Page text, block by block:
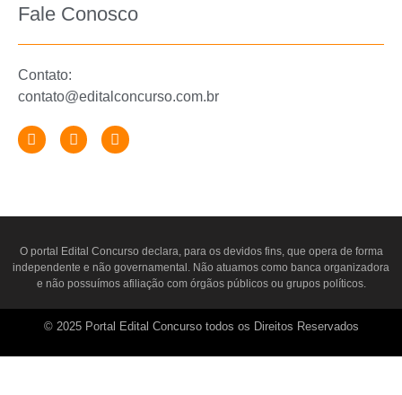
Fale Conosco
Contato:
contato@editalconcurso.com.br
O portal Edital Concurso declara, para os devidos fins, que opera de forma
independente e não governamental. Não atuamos como banca organizadora
e não possuímos afiliação com órgãos públicos ou grupos políticos.
© 2025 Portal Edital Concurso todos os Direitos Reservados